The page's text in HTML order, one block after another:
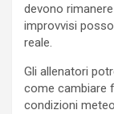
devono
improvvisi
reale.
Gli allenatori
come cambiare
condizioni